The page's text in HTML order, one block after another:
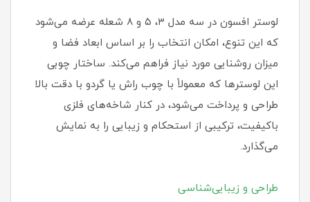
لوستر افسون در سه مدل ۳، ۵ و ۸ شعله عرضه می‌شود
که این تنوع، امکان انتخاب را بر اساس ابعاد فضا و
میزان روشنایی مورد نیاز فراهم می‌کند. ساختار چوبی
این لوسترها که معمولاً با چوب راش یا گردو با دقت بالا
طراحی و پرداخت می‌شود، در کنار شاخه‌های فلزی
باکیفیت، ترکیبی از استحکام و زیبایی را به نمایش
می‌گذارد.
طراحی و زیبایی‌شناسی